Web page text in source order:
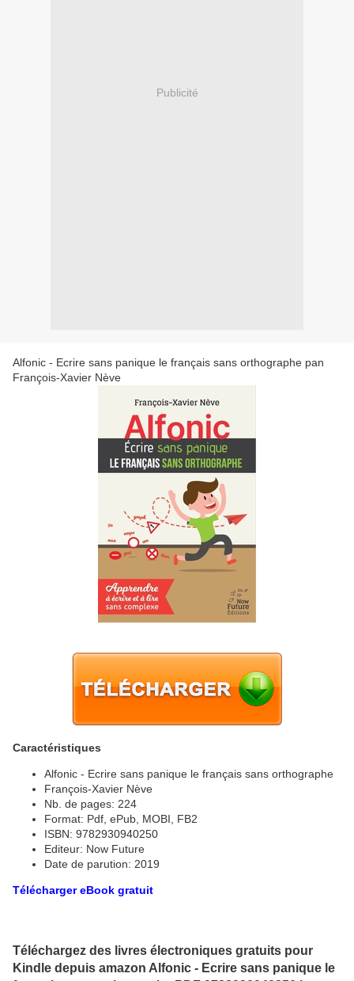
Publicité
Alfonic - Ecrire sans panique le français sans orthographe pan
François-Xavier Nève
Caractéristiques
Alfonic - Ecrire sans panique le français sans orthographe
François-Xavier Nève
Nb. de pages: 224
Format: Pdf, ePub, MOBI, FB2
ISBN: 9782930940250
Editeur: Now Future
Date de parution: 2019
Télécharger eBook gratuit
Téléchargez des livres électroniques gratuits pour
Kindle depuis amazon Alfonic - Ecrire sans panique le